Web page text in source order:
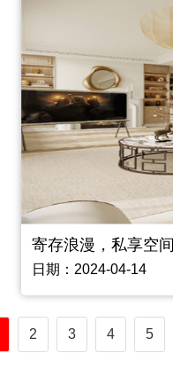
寄存浪漫，私享空间
日期：2024-04-14
2 3 4 5